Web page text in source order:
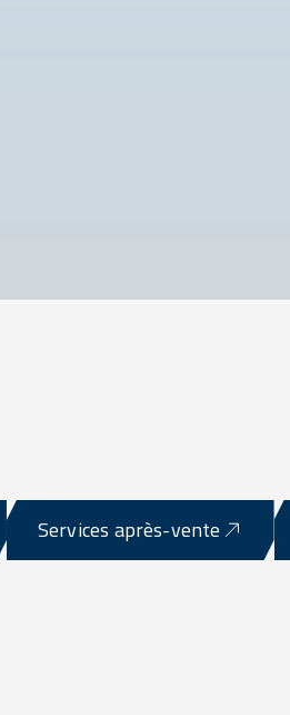
Services après-vente